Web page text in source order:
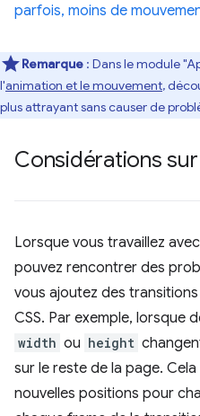
parfois, moins de
Remarque : Dans le module
l'animation et le mouvement,
plus attrayant sans causer de
Considérations
Lorsque vous travaillez
pouvez rencontrer des
vous ajoutez des
CSS. Par exemple, lorsque
width ou height
sur le reste de la page.
nouvelles positions pour